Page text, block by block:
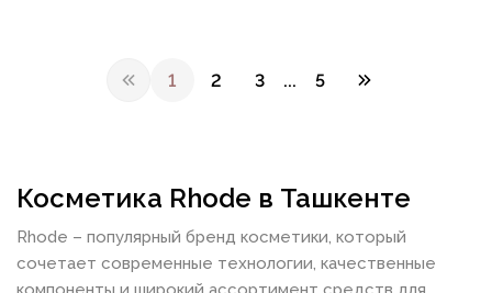
1 2 3 ... 5
Косметика Rhode в Ташкенте
Rhode – популярный бренд косметики, который
сочетает современные технологии, качественные